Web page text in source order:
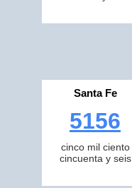
Santa Fe
5156
cinco mil ciento
cincuenta y seis